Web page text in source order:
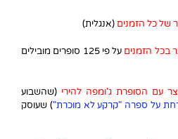
(אנגלית)
על פי 125 סופרים מובילים
עם הסופרת ג'ומפה להירי (שהשבוע
על ספרה "קרקע לא מוכרת") שעוסק